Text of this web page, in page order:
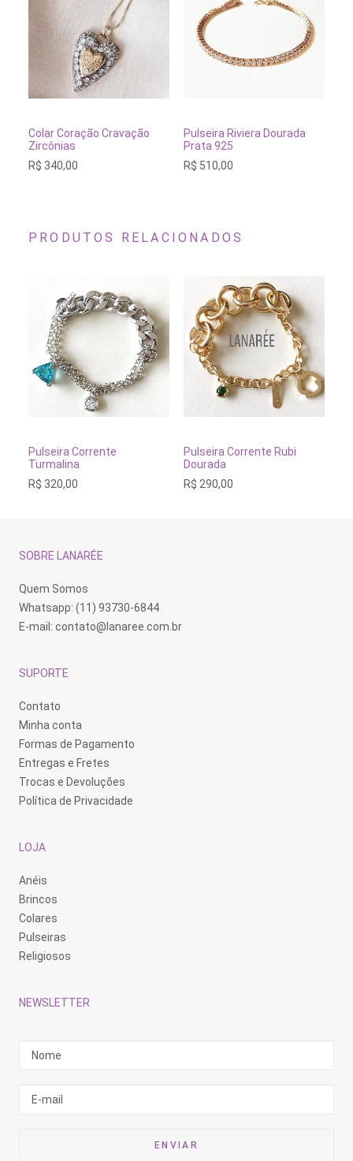
ADICIONAR AO CARRINHO
Colar Coração Cravação
Zircônias
R$ 340,00
ESGOTADO
Pulseira Riviera Dourada
Prata 925
R$ 510,00
PRODUTOS RELACIONADOS
ADICIONAR AO CARRINHO
Pulseira Corrente
Turmalina
R$ 320,00
ADICIONAR AO
Pulseira Corrente Rubi
Dourada
R$ 290,00
SOBRE LANARÉE
Quem Somos
Whatsapp: (11) 93730-6844
E-mail: contato@lanaree.com.br
SUPORTE
Contato
Minha conta
Formas de Pagamento
Entregas e Fretes
Trocas e Devoluções
Política de Privacidade
LOJA
Anéis
Brincos
Colares
Pulseiras
Religiosos
NEWSLETTER